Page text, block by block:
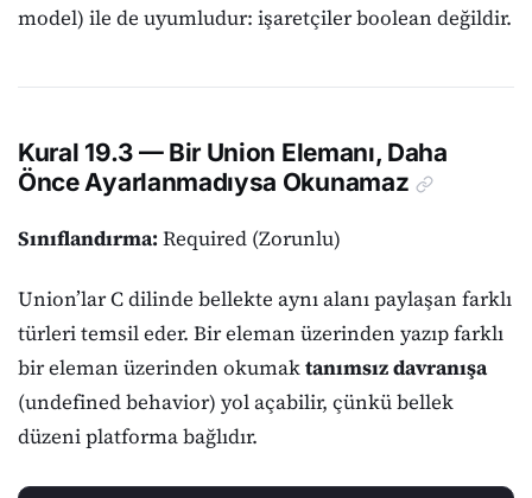
model) ile de uyumludur: işaretçiler boolean değildir.
Kural 19.3 — Bir Union Elemanı, Daha
Önce Ayarlanmadıysa Okunamaz
Sınıflandırma: Required (Zorunlu)
Union’lar C dilinde bellekte aynı alanı paylaşan farklı
türleri temsil eder. Bir eleman üzerinden yazıp farklı
bir eleman üzerinden okumaktanımsız davranışa
(undefined behavior) yol açabilir, çünkü bellek
düzeni platforma bağlıdır.